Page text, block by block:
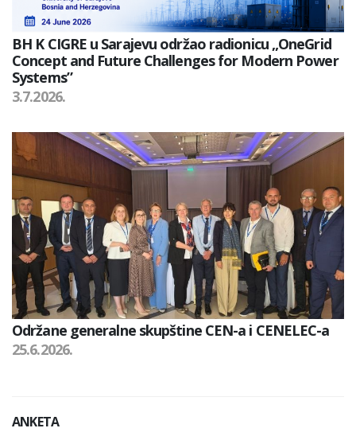
BH K CIGRE u Sarajevu održao radionicu „OneGrid
Concept and Future Challenges for Modern Power
Systems”
3.7.2026.
Održane generalne skupštine CEN-a i CENELEC-a
25.6.2026.
ANKETA